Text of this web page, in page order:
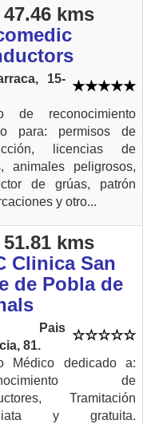
47.46 kms
15-
de reconocimiento
para: permisos de
licencias de
animales peligrosos,
de grúas, patrón
y otro...
51.81 kms
Clinica San
de Pobla de
Pais
81.
Médico dedicado a:
de
Tramitación
y gratuita.